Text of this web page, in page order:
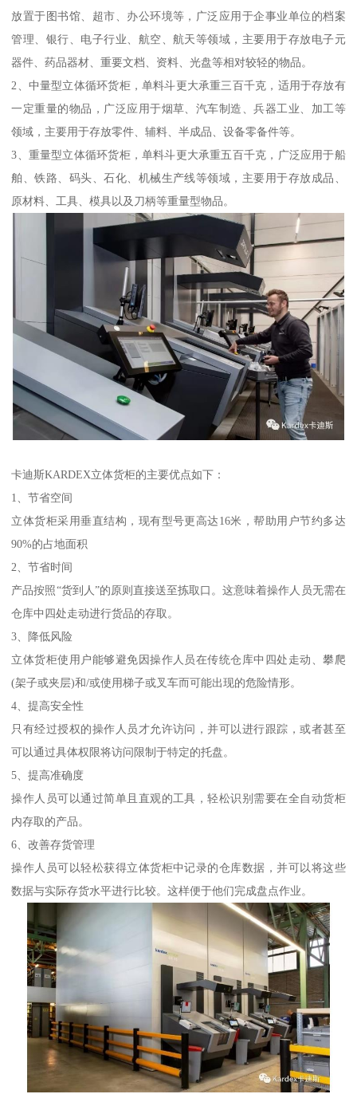
放置于图书馆、超市、办公环境等，广泛应用于企事业单位的档案
管理、银行、电子行业、航空、航天等领域，主要用于存放电子元
器件、药品器材、重要文档、资料、光盘等相对较轻的物品。
2、中量型立体循环货柜，单料斗更大承重三百千克，适用于存放有
一定重量的物品，广泛应用于烟草、汽车制造、兵器工业、加工等
领域，主要用于存放零件、辅料、半成品、设备零备件等。
3、重量型立体循环货柜，单料斗更大承重五百千克，广泛应用于船
舶、铁路、码头、石化、机械生产线等领域，主要用于存放成品、
原材料、工具、模具以及刀柄等重量型物品。
卡迪斯KARDEX立体货柜的主要优点如下：
1、节省空间
立体货柜采用垂直结构，现有型号更高达16米，帮助用户节约多达
90%的占地面积
2、节省时间
产品按照“货到人”的原则直接送至拣取口。这意味着操作人员无需在
仓库中四处走动进行货品的存取。
3、降低风险
立体货柜使用户能够避免因操作人员在传统仓库中四处走动、攀爬
(架子或夹层)和/或使用梯子或叉车而可能出现的危险情形。
4、提高安全性
只有经过授权的操作人员才允许访问，并可以进行跟踪，或者甚至
可以通过具体权限将访问限制于特定的托盘。
5、提高准确度
操作人员可以通过简单且直观的工具，轻松识别需要在全自动货柜
内存取的产品。
6、改善存货管理
操作人员可以轻松获得立体货柜中记录的仓库数据，并可以将这些
数据与实际存货水平进行比较。这样便于他们完成盘点作业。